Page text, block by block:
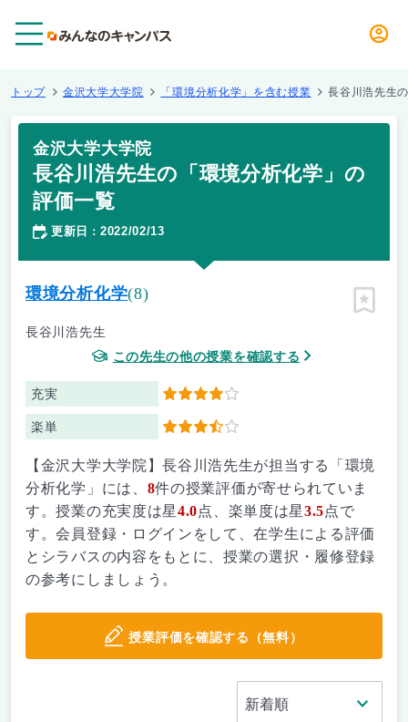
トップ 金沢大学大学院 「環境分析化学」を含む授業 長谷川浩先生
金沢大学大学院
長谷川浩先生の「環境分析化学」の
評価一覧
更新日 ： 2022/02/13
環境分析化学(8)
長谷川浩先生
この先生の他の授業を確認する
充実 4
楽単 3.5
ピン留
【金沢大学大学院】長谷川浩先生が担当する「環境
分析化学」には、 8件の授業評価が寄せられていま
す。授業の充実度は星4.0点、楽単度は星3.5点で
す。会員登録・ログインをして、在学生による評価
とシラバスの内容をもとに、授業の選択・履修登録
の参考にしましょう。
授業評価を確認する（無料）